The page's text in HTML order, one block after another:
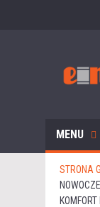
MENU
STRONA